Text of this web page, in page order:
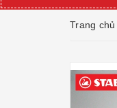
Trang chủ